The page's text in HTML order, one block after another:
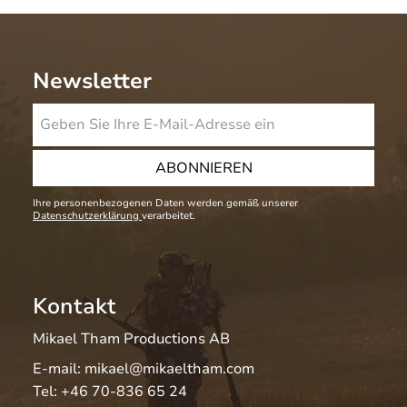
Newsletter
ABONNIEREN
Ihre personenbezogenen Daten werden gemäß unserer
Datenschutzerklärung verarbeitet.
Kontakt
Mikael Tham Productions AB
E-mail: mikael@mikaeltham.com
Tel: +46 70-836 65 24